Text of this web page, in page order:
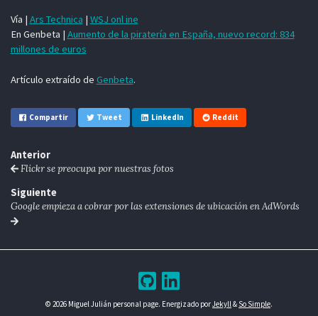
Vía | Ars Technica | WSJ onl ine
En Genbeta | Aumento de la piratería en España, nuevo record: 834
millones de euros
Artículo extraído de Genbeta.
Compartir Tweet LinkedIn Reddit
Anterior
Flickr se preocupa por nuestras fotos
Siguiente
Google empieza a cobrar por las extensiones de ubicación en AdWords
© 2026 Miguel Julián personal page. Energizado porJekyll& So Simple.